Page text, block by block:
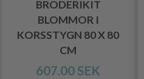
BRODERIKIT
BLOMMOR I
KORSSTYGN 80 X 80
CM
607.00 SEK